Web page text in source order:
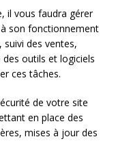
il vous faudra gérer
son fonctionnement
des ventes,
outils et logiciels
ces tâches.
de votre site
en place des
mises à jour des